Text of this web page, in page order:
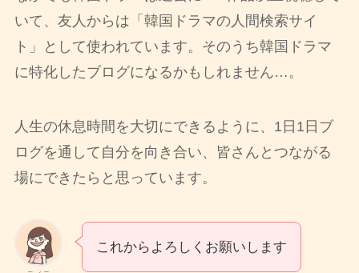
いて、友人からは「韓国ドラマの人間検索サイ
ト」として使われています。そのうち韓国ドラマ
に特化したブログになるかもしれません…。
人生の休息時間を大切にできるように、1日1日ブ
ログを通して自分を向き合い、皆さんとつながる
場にできたらと思っています。
これからよろしくお願いします